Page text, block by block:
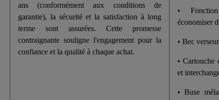
Longueur
ans (conformément aux conditions de
garantie), la sécurité et la satisfaction à long
terme sont assurées. Cette promesse
contraignante souligne l'engagement pour la
confiance et la qualité à chaque achat.
•
économiser
• Bec
• Cartouche
et
• Buse